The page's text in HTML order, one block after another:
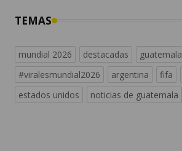
TEMAS
mundial 2026 destacadas guatemala
#viralesmundial2026
argentina fifa
estados unidos
noticias de guatemala